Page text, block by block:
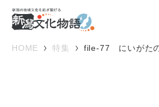
HOME 特集 file-77 にいがた